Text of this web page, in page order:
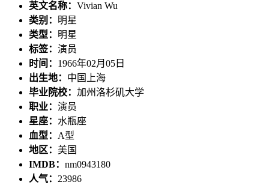
英文名称： Vivian Wu
类别： 明星
类型： 明星
标签： 演员
时间： 1966年02月05日
出生地： 中国上海
毕业院校： 加州洛杉矶大学
职业： 演员
星座： 水瓶座
血型： A型
地区： 美国
IMDB： nm0943180
人气： 23986